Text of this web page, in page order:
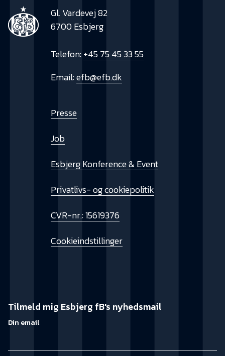
Gl. Vardevej 82
6700 Esbjerg
Telefon:+45 75 45 33 55
Email:efb@efb.dk
Presse
Job
Esbjerg Konference & Event
Privatlivs- og cookiepolitik
CVR-nr.: 15619376
Cookieindstillinger
Tilmeld mig Esbjerg fB's nyhedsmail
Din email